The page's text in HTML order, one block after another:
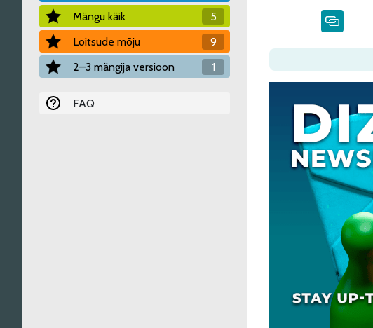
Mängu käik
5
Loitsude mõju
9
2–3 mängija versioon
1
FAQ